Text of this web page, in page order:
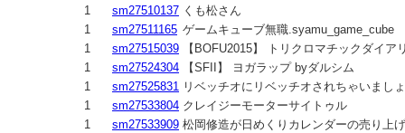
1
sm27510137 くも松さん
1
sm27511165 ゲームキューブ無職.syamu_game_cube
1
sm27515039
【BOFU2015】 トリクロマチックダイア
1
sm27524304
【SFII】 ヨガラップ byダルシム
1
sm27525831 リベッチオにリベッチオされちゃいまし
1
sm27533804 クレイジーモーターサイトゥル
1
sm27533909 松岡修造が日めくりカレンダーの売り上